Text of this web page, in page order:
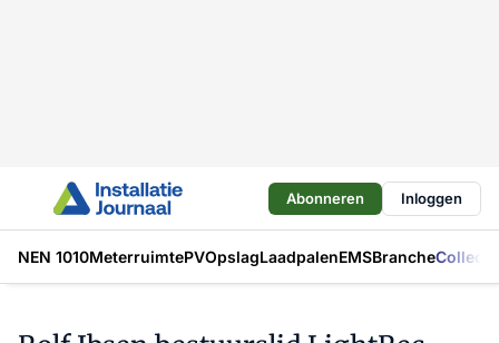
Abonneren Inloggen
NEN 1010MeterruimtePVOpslagLaadpalenEMSBranche